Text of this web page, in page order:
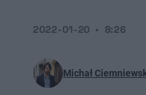
Michał
2022-01-20 8:26